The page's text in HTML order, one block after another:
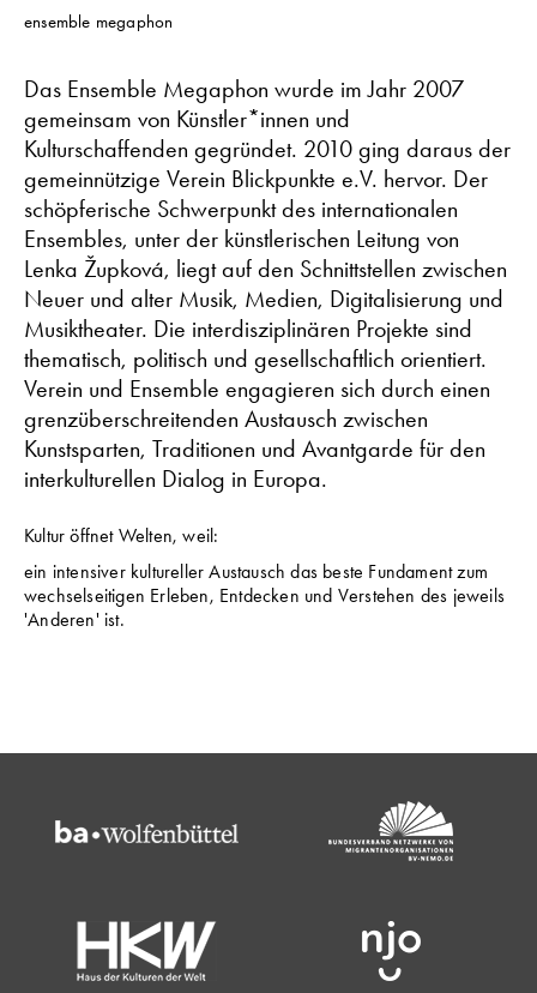
ensemble megaphon
Das Ensemble Megaphon wurde im Jahr 2007
gemeinsam von Künstler*innen und
Kulturschaffenden gegründet. 2010 ging daraus der
gemeinnützige Verein Blickpunkte e.V. hervor. Der
schöpferische Schwerpunkt des internationalen
Ensembles, unter der künstlerischen Leitung von
Lenka Župková, liegt auf den Schnittstellen zwischen
Neuer und alter Musik, Medien, Digitalisierung und
Musiktheater. Die interdisziplinären Projekte sind
thematisch, politisch und gesellschaftlich orientiert.
Verein und Ensemble engagieren sich durch einen
grenzüberschreitenden Austausch zwischen
Kunstsparten, Traditionen und Avantgarde für den
interkulturellen Dialog in Europa.
Kultur öffnet Welten, weil:
ein intensiver kultureller Austausch das beste Fundament zum
wechselseitigen Erleben, Entdecken und Verstehen des jeweils
'Anderen' ist.